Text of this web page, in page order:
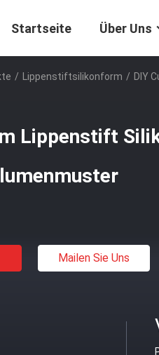
Startseite Über Uns
/ Lippenstiftsilikonform / DIY
Lippenstift
Mailen Sie Uns